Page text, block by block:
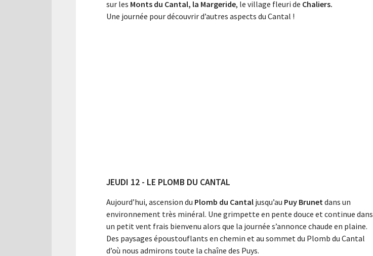
sur les Monts du Cantal, la Margeride, le village fleuri de Chaliers.
Une journée pour découvrir d’autres aspects du Cantal !
JEUDI 12 - LE PLOMB DU CANTAL
Aujourd’hui, ascension du Plomb du Cantal jusqu’au Puy Brunet dans un
environnement très minéral. Une grimpette en pente douce et continue dans
un petit vent frais bienvenu alors que la journée s’annonce chaude en plaine.
Des paysages époustouflants en chemin et au sommet du Plomb du Cantal
d’où nous admirons toute la chaîne des Puys.